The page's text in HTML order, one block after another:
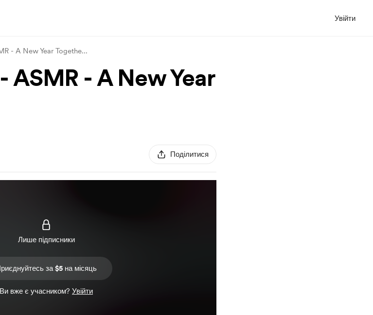
Увійти
- A New Year Togethe...
ASMR - A New Year
Поділитися
Лише підписники
за $5 на місяць
Ви вже є учасником? Увійти